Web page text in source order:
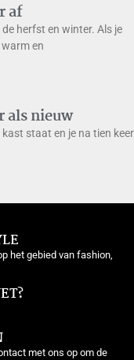
af
herfst en winter. Als je
en
als nieuw
staat en je na tien keer
het gebied van fashion,
met ons op om de